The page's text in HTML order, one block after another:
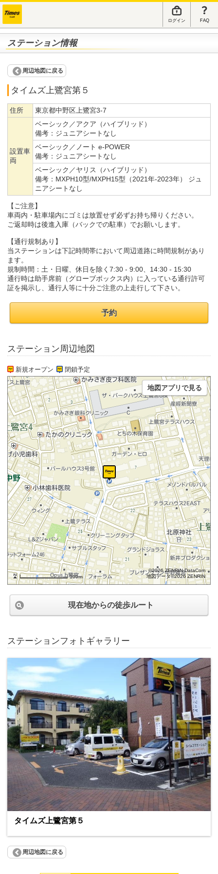
ログイン FAQ
ステーション情報
周辺地図に戻る
タイムズ上鷺宮第５
住所 東京都中野区上鷺宮3-7
設置車
両
ベーシック／アクア（ハイブリッド）
備考： ジュニアシートなし
ベーシック／ノート e-POWER
備考： ジュニアシートなし
ベーシック／ヤリス（ハイブリッド）
備考： MXPH10型/MXPH15型（2021年-2023年） ジュ
ニアシートなし
【ご注意】
車両内・駐車場内にゴミは放置せず必ずお持ち帰りください。
ご返却時は後進入庫（バックでの駐車）でお願いします。
【通行規制あり】
当ステーションは下記時間帯において周辺道路に時間規制があり
ます。
規制時間：土・日曜、休日を除く7:30 - 9:00、14:30 - 15:30
通行時は助手席前（グローブボックス内）に入っている通行許可
証を掲示し、通行人等に十分ご注意の上走行して下さい。
予約
ステーション周辺地図
新規オープン 閉鎖予定
100m
©2026 ZENRIN DataCom
地図データ©2026 ZENRIN
地図アプリで見る
現在地からの徒歩ルート
ステーションフォトギャラリー
タイムズ上鷺宮第５
周辺地図に戻る